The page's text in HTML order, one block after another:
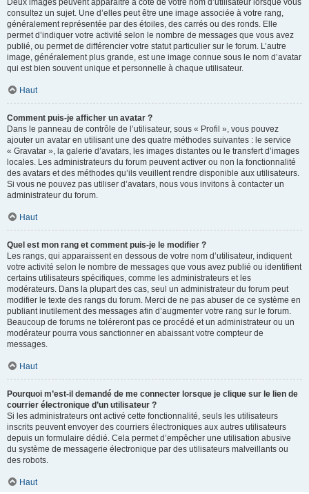
Deux images peuvent apparaître à côté de votre nom d’utilisateur lorsque vous
consultez un sujet. Une d’elles peut être une image associée à votre rang,
généralement représentée par des étoiles, des carrés ou des ronds. Elle
permet d’indiquer votre activité selon le nombre de messages que vous avez
publié, ou permet de différencier votre statut particulier sur le forum. L’autre
image, généralement plus grande, est une image connue sous le nom d’avatar
qui est bien souvent unique et personnelle à chaque utilisateur.
Haut
Comment puis-je afficher un avatar ?
Dans le panneau de contrôle de l’utilisateur, sous « Profil », vous pouvez
ajouter un avatar en utilisant une des quatre méthodes suivantes : le service
« Gravatar », la galerie d’avatars, les images distantes ou le transfert d’images
locales. Les administrateurs du forum peuvent activer ou non la fonctionnalité
des avatars et des méthodes qu’ils veuillent rendre disponible aux utilisateurs.
Si vous ne pouvez pas utiliser d’avatars, nous vous invitons à contacter un
administrateur du forum.
Haut
Quel est mon rang et comment puis-je le modifier ?
Les rangs, qui apparaissent en dessous de votre nom d’utilisateur, indiquent
votre activité selon le nombre de messages que vous avez publié ou identifient
certains utilisateurs spécifiques, comme les administrateurs et les
modérateurs. Dans la plupart des cas, seul un administrateur du forum peut
modifier le texte des rangs du forum. Merci de ne pas abuser de ce système en
publiant inutilement des messages afin d’augmenter votre rang sur le forum.
Beaucoup de forums ne toléreront pas ce procédé et un administrateur ou un
modérateur pourra vous sanctionner en abaissant votre compteur de
messages.
Haut
Pourquoi m’est-il demandé de me connecter lorsque je clique sur le lien de
courrier électronique d’un utilisateur ?
Si les administrateurs ont activé cette fonctionnalité, seuls les utilisateurs
inscrits peuvent envoyer des courriers électroniques aux autres utilisateurs
depuis un formulaire dédié. Cela permet d’empêcher une utilisation abusive
du système de messagerie électronique par des utilisateurs malveillants ou
des robots.
Haut